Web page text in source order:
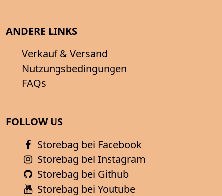
ANDERE LINKS
Verkauf & Versand
Nutzungsbedingungen
FAQs
FOLLOW US
Storebag bei Facebook
Storebag bei Instagram
Storebag bei Github
Storebag bei Youtube